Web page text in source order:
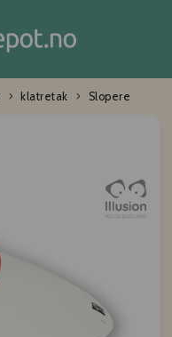
klatretak Slopere